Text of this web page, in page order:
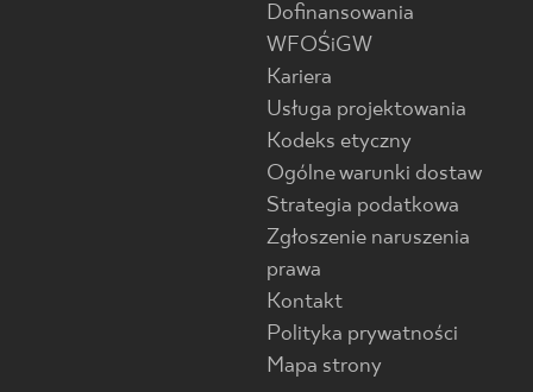
Dofinansowania
WFOŚiGW
Kariera
Usługa projektowania
Kodeks etyczny
Ogólne warunki dostaw
Strategia podatkowa
Zgłoszenie naruszenia
prawa
Kontakt
Polityka prywatności
Mapa strony